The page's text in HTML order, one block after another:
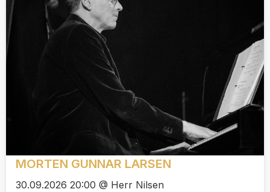
MORTEN GUNNAR LARSEN
30.09.2026 20:00 @ Herr Nilsen